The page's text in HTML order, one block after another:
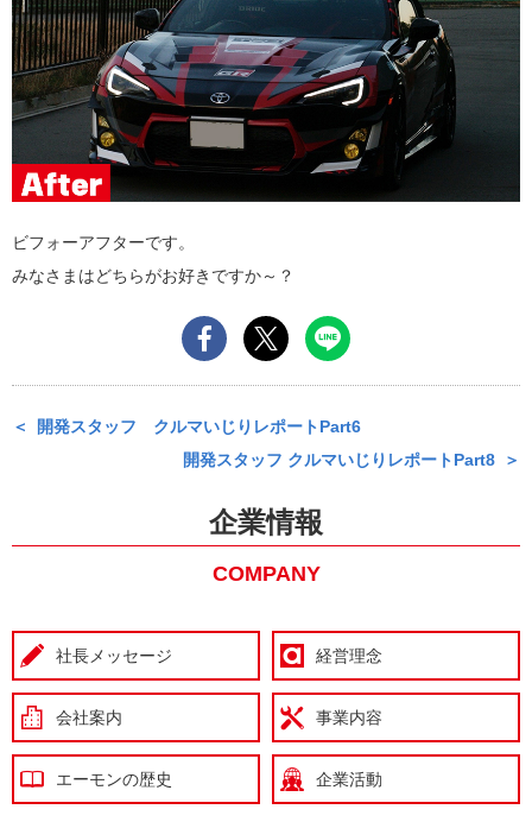
ビフォーアフターです。
みなさまはどちらがお好きですか～？
開発スタッフ クルマいじりレポートPart6
開発スタッフ クルマいじりレポートPart8
企業情報
COMPANY
社長メッセージ 経営理念
会社案内 事業内容
エーモンの歴史 企業活動